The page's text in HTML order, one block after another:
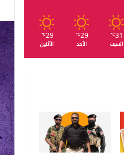
31
℃
السبت
29
℃
الأحد
29
℃
الأثنين